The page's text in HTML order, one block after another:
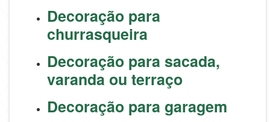
Decoração para
churrasqueira
Decoração para sacada,
varanda ou terraço
Decoração para garagem